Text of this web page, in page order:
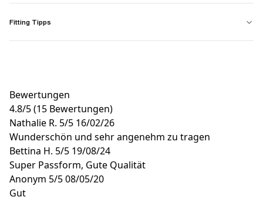
Fitting Tipps
Bewertungen
4.8/5(15 Bewertungen)
Nathalie R. 5/5 16/02/26
Wunderschön und sehr angenehm zu tragen
Bettina H. 5/5 19/08/24
Super Passform, Gute Qualität
Anonym 5/508/05/20
Gut